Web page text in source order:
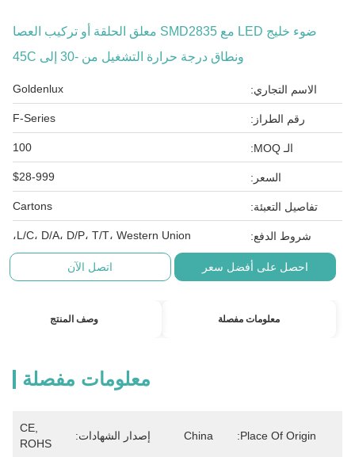
ضوء خليج LED مع SMD2835 معلق الحلقة أو تركيب العصا
ونطاق درجة حرارة التشغيل من -30 إلى 45C
الاسم التجاري: Goldenlux
رقم الطراز: F-Series
الـ MOQ: 100
السعر: $28-999
تفاصيل التعبئة: Cartons
شروط الدفع: L/C، D/A، D/P، T/T، Western Union،
احصل على أفضل سعر اتصل الآن
معلومات مفصلة وصف المنتج
معلومات مفصلة
Place Of Origin:
China إصدار الشهادات:
CE,
ROHS